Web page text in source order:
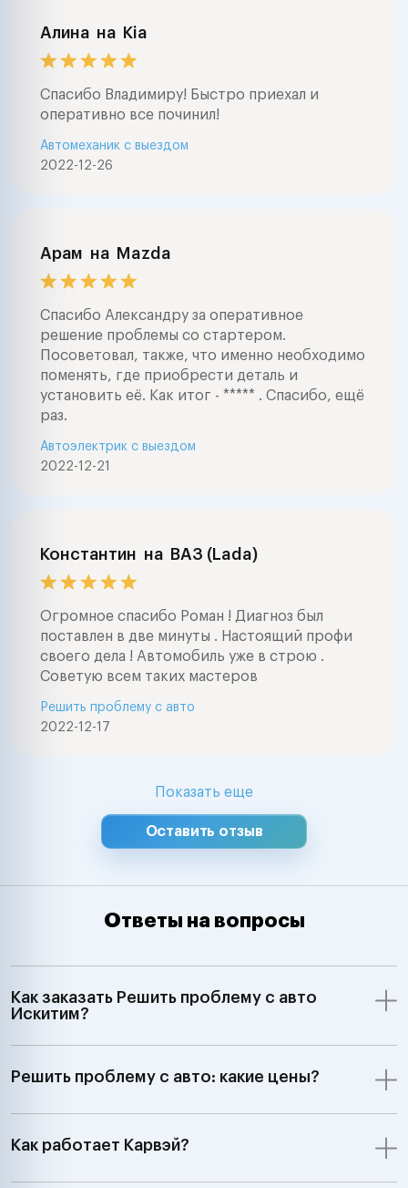
Алина на Kia
Спасибо Владимиру! Быстро приехал и
оперативно все починил!
2022-12-26
Автомеханик с выездом
Арам на Mazda
Спасибо Александру за оперативное
решение проблемы со стартером.
Посоветовал, также, что именно необходимо
поменять, где приобрести деталь и
установить её. Как итог - ***** . Спасибо, ещё
раз.
2022-12-21
Автоэлектрик с выездом
Константин на ВАЗ (Lada)
Огромное спасибо Роман ! Диагноз был
поставлен в две минуты . Настоящий профи
своего дела ! Автомобиль уже в строю .
Советую всем таких мастеров
2022-12-17
Решить проблему с авто
Показать еще
Оставить отзыв
Ответы на вопросы
Как заказать Решить проблему с авто
Искитим?
Решить проблему с авто: какие цены?
Как работает Карвэй?